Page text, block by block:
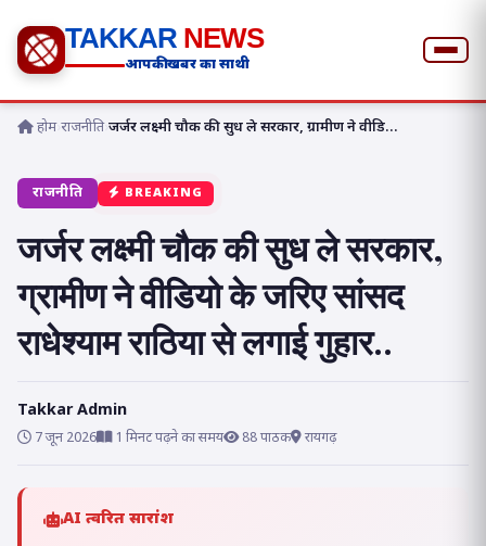
TAKKAR NEWS
आपकी खबर का साथी
होम›राजनीति›जर्जर लक्ष्मी चौक की सुध ले सरकार, ग्रामीण ने वीडि...
राजनीति BREAKING
जर्जर लक्ष्मी चौक की सुध ले सरकार,
ग्रामीण ने वीडियो के जरिए सांसद
राधेश्याम राठिया से लगाई गुहार..
Takkar Admin
7 जून 2026 1 मिनट पढ़ने का समय 88 पाठक रायगढ़
AI त्वरित सारांश